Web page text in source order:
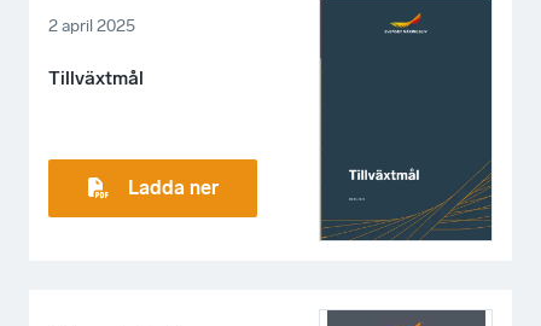
2 april 2025
Tillväxtmål
Ladda ner